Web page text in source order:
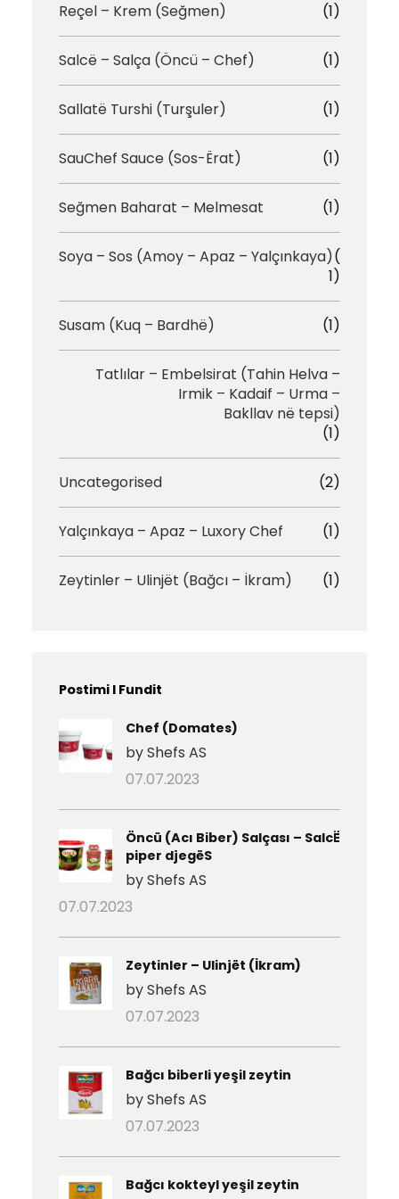
Reçel – Krem (Seğmen) (1)
Salcë – Salça (Öncü – Chef) (1)
Sallatë Turshi (Turşuler) (1)
SauChef Sauce (Sos-Ërat) (1)
Seğmen Baharat – Melmesat (1)
Soya – Sos (Amoy – Apaz – Yalçınkaya)(
1)
Susam (Kuq – Bardhë) (1)
Tatlılar – Embelsirat (Tahin Helva –
Irmik – Kadaif – Urma –
Bakllav në tepsi)
(1)
Uncategorised (2)
Yalçınkaya – Apaz – Luxory Chef (1)
Zeytinler – Ulinjët (Bağcı – İkram) (1)
Postimi I Fundit
Chef (Domates)
by Shefs AS
07.07.2023
Öncü (Acı Biber) Salçası – SalcË
piper djegëS
by Shefs AS
07.07.2023
Zeytinler – Ulinjët (İkram)
by Shefs AS
07.07.2023
Bağcı biberli yeşil zeytin
by Shefs AS
07.07.2023
Bağcı kokteyl yeşil zeytin